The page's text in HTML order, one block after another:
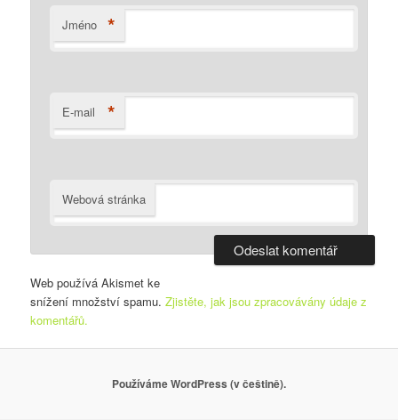
Jméno *
E-mail *
Webová stránka
Web používá Akismet ke
snížení množství spamu.Zjistěte, jak jsou zpracovávány údaje z
komentářů.
Používáme WordPress (v češtině).